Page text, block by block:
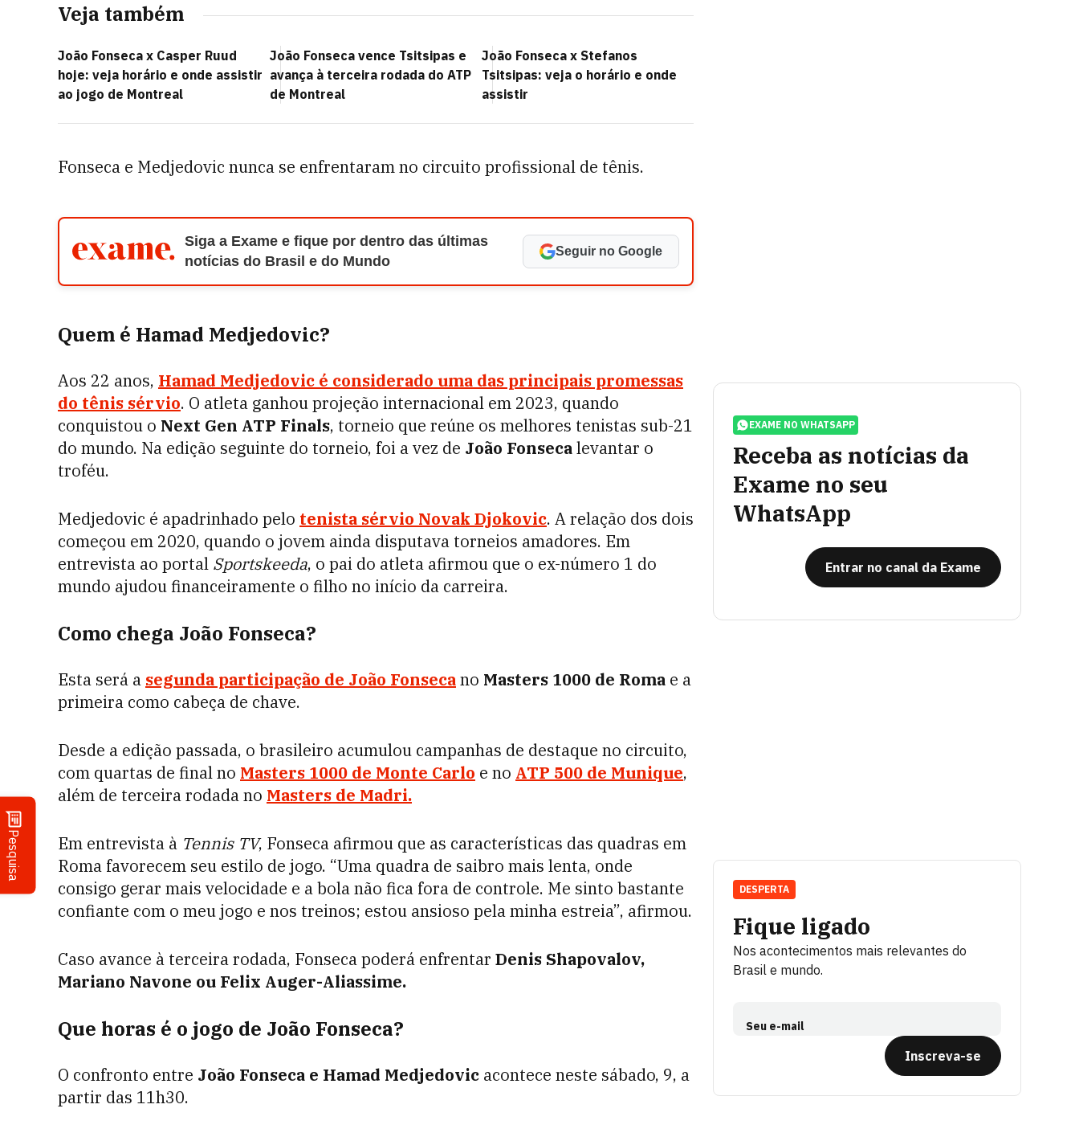
Pesquisa
Veja também
João Fonseca x Casper Ruud
hoje: veja horário e onde assistir
ao jogo de Montreal
João Fonseca vence Tsitsipas e
avança à terceira rodada do ATP
de Montreal
João Fonseca x Stefanos
Tsitsipas: veja o horário e onde
assistir
Fonseca e Medjedovic nunca se enfrentaram no circuito profissional de tênis.
Siga a Exame e fique por dentro das últimas
notícias do Brasil e do Mundo
Seguir no Google
Quem é Hamad Medjedovic?
Aos 22 anos, Hamad Medjedovic é considerado uma das principais promessas
do tênis sérvio. O atleta ganhou projeção internacional em 2023, quando
conquistou o Next Gen ATP Finals, torneio que reúne os melhores tenistas sub-21
do mundo. Na edição seguinte do torneio, foi a vez de João Fonsecalevantar o
troféu.
Medjedovic é apadrinhado pelo tenista sérvio Novak Djokovic. A relação dos dois
começou em 2020, quando o jovem ainda disputava torneios amadores. Em
entrevista ao portal Sportskeeda, o pai do atleta afirmou que o ex-número 1 do
mundo ajudou financeiramente o filho no início da carreira.
Como chega João Fonseca?
Esta será a segunda participação de João Fonsecano Masters 1000 de Roma e a
primeira como cabeça de chave.
Desde a edição passada, o brasileiro acumulou campanhas de destaque no circuito,
com quartas de final no Masters 1000 de Monte Carlo e no ATP 500 de Munique,
além de terceira rodada no Masters de Madri.
Em entrevista à Tennis TV, Fonseca afirmou que as características das quadras em
Roma favorecem seu estilo de jogo. “Uma quadra de saibro mais lenta, onde
consigo gerar mais velocidade e a bola não fica fora de controle. Me sinto bastante
confiante com o meu jogo e nos treinos; estou ansioso pela minha estreia”, afirmou.
Caso avance à terceira rodada, Fonseca poderá enfrentar Denis Shapovalov,
Mariano Navone ou Felix Auger-Aliassime.
Que horas é o jogo de João Fonseca?
O confronto entre João Fonseca e Hamad Medjedovic acontece neste sábado, 9, a
partir das 11h30.
EXAME NO WHATSAPP
Receba as notícias da
Exame no seu
WhatsApp
Entrar no canal da Exame
Fique ligado
Nos acontecimentos mais relevantes do
Brasil e mundo.
Seu e-mail
Inscreva-se
DESPERTA